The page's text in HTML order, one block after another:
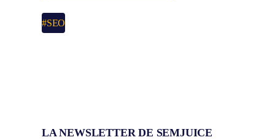
#SEO
LA NEWSLETTER DE SEMJUICE